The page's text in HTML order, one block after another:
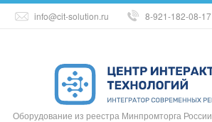
info@cit-solution.ru 8-921-182-08-17
Оборудование из реестра Минпромторга России